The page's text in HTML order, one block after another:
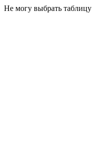
Не могу выбрать таблицу